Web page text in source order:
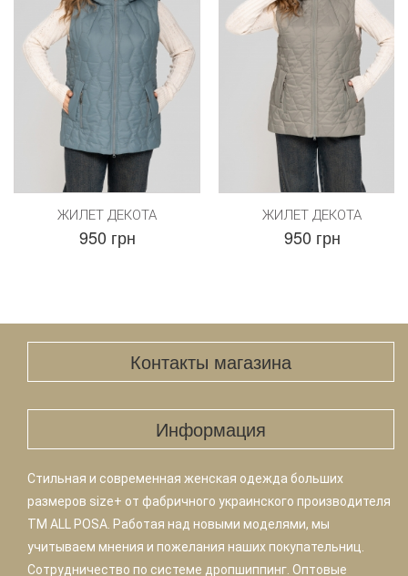
ЖИЛЕТ ДЕКОТА
950 грн
ЖИЛЕТ ДЕКОТА
950 грн
Контакты магазина
Информация
Стильная и современная женская одежда больших
размеров size+ от фабричного украинского производителя
TM ALL POSA. Работая над новыми моделями, мы
учитываем мнения и пожелания наших покупательниц.
Сотрудничество по системе дропшиппинг. Оптовые